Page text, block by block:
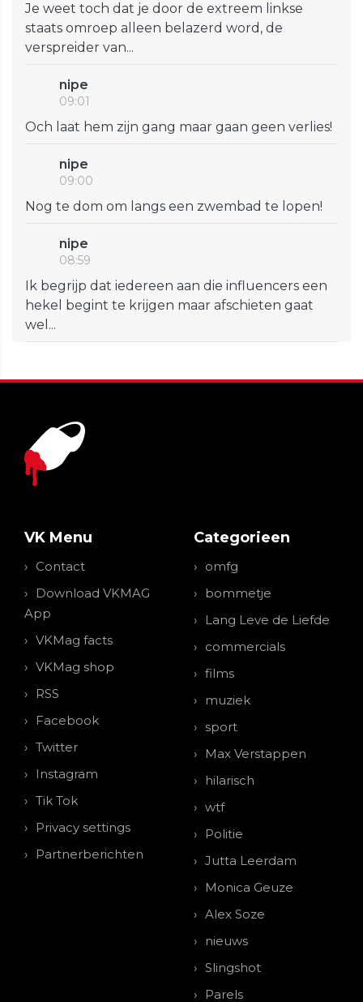
Je weet toch dat je door de extreem linkse
staats omroep alleen belazerd word, de
verspreider van...
nipe
09:01
Och laat hem zijn gang maar gaan geen verlies!
nipe
09:00
Nog te dom om langs een zwembad te lopen!
nipe
08:59
Ik begrijp dat iedereen aan die influencers een
hekel begint te krijgen maar afschieten gaat
wel...
VK Menu
Contact
Download VKMAG
App
VKMag facts
VKMag shop
RSS
Facebook
Twitter
Instagram
Tik Tok
Privacy settings
Partnerberichten
Categorieen
omfg
bommetje
Lang Leve de Liefde
commercials
films
muziek
sport
Max Verstappen
hilarisch
wtf
Politie
Jutta Leerdam
Monica Geuze
Alex Soze
nieuws
Slingshot
Parels